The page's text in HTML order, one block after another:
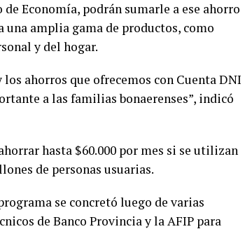
Economía, podrán sumarle a ese ahorro
amplia gama de productos, como
y del hogar.
ahorros que ofrecemos con Cuenta DNI
a las familias bonaerenses”, indicó
hasta $60.000 por mes si se utilizan
de personas usuarias.
se concretó luego de varias
de Banco Provincia y la AFIP para